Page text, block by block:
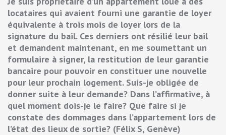
locataires qui avaient fourni une garantie de loyer
équivalente à trois mois de loyer lors de la
signature du bail. Ces derniers ont résilié leur bail
et demandent maintenant, en me soumettant un
formulaire à signer, la restitution de leur garantie
bancaire pour pouvoir en constituer une nouvelle
pour leur prochain logement. Suis-je obligée de
donner suite à leur demande? Dans l’affirmative, à
quel moment dois-je le faire? Que faire si je
constate des dommages dans l’appartement lors de
l’état des lieux de sortie? (Félix S, Genève)